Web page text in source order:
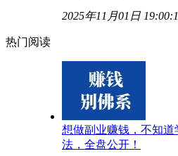
2025年11月01日
热门阅读
想做副业赚钱，不知
法，全盘公开！